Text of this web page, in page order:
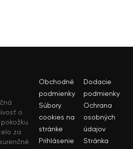
o
za
Obchodné
podmienky
Dodacie
podmienky
Súbory
cookies na
stránke
Ochrana
osobných
údajov
Prihlásenie
Stránka